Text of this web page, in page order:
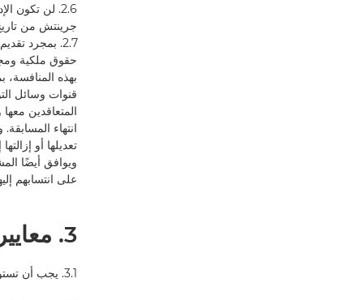
جرينتش من تاريخ الإغلاق في 16 سبتمبر 2023
حقوق ملكية
المتعاقدين
تعديلها أو
ويوافق أيضًا
على انتسابهم
3. معايير الصورة
3.1. يجب أن تستوفي الصورة المقدمة المعايير الآتية: